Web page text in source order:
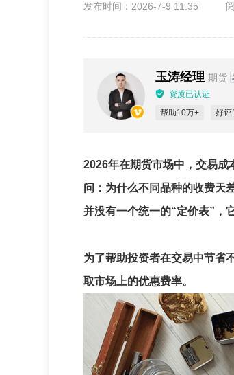
发布时间：2026-7-9 11:35
玉涛经理 期货
资质已认证
帮助10万+
好评
2026年在期货市场中，交易成
问：为什么不同品种的收费天
并没有一个统一的“定价表”，
为了帮助投资者在交易中节省
取市场上的优惠费率。